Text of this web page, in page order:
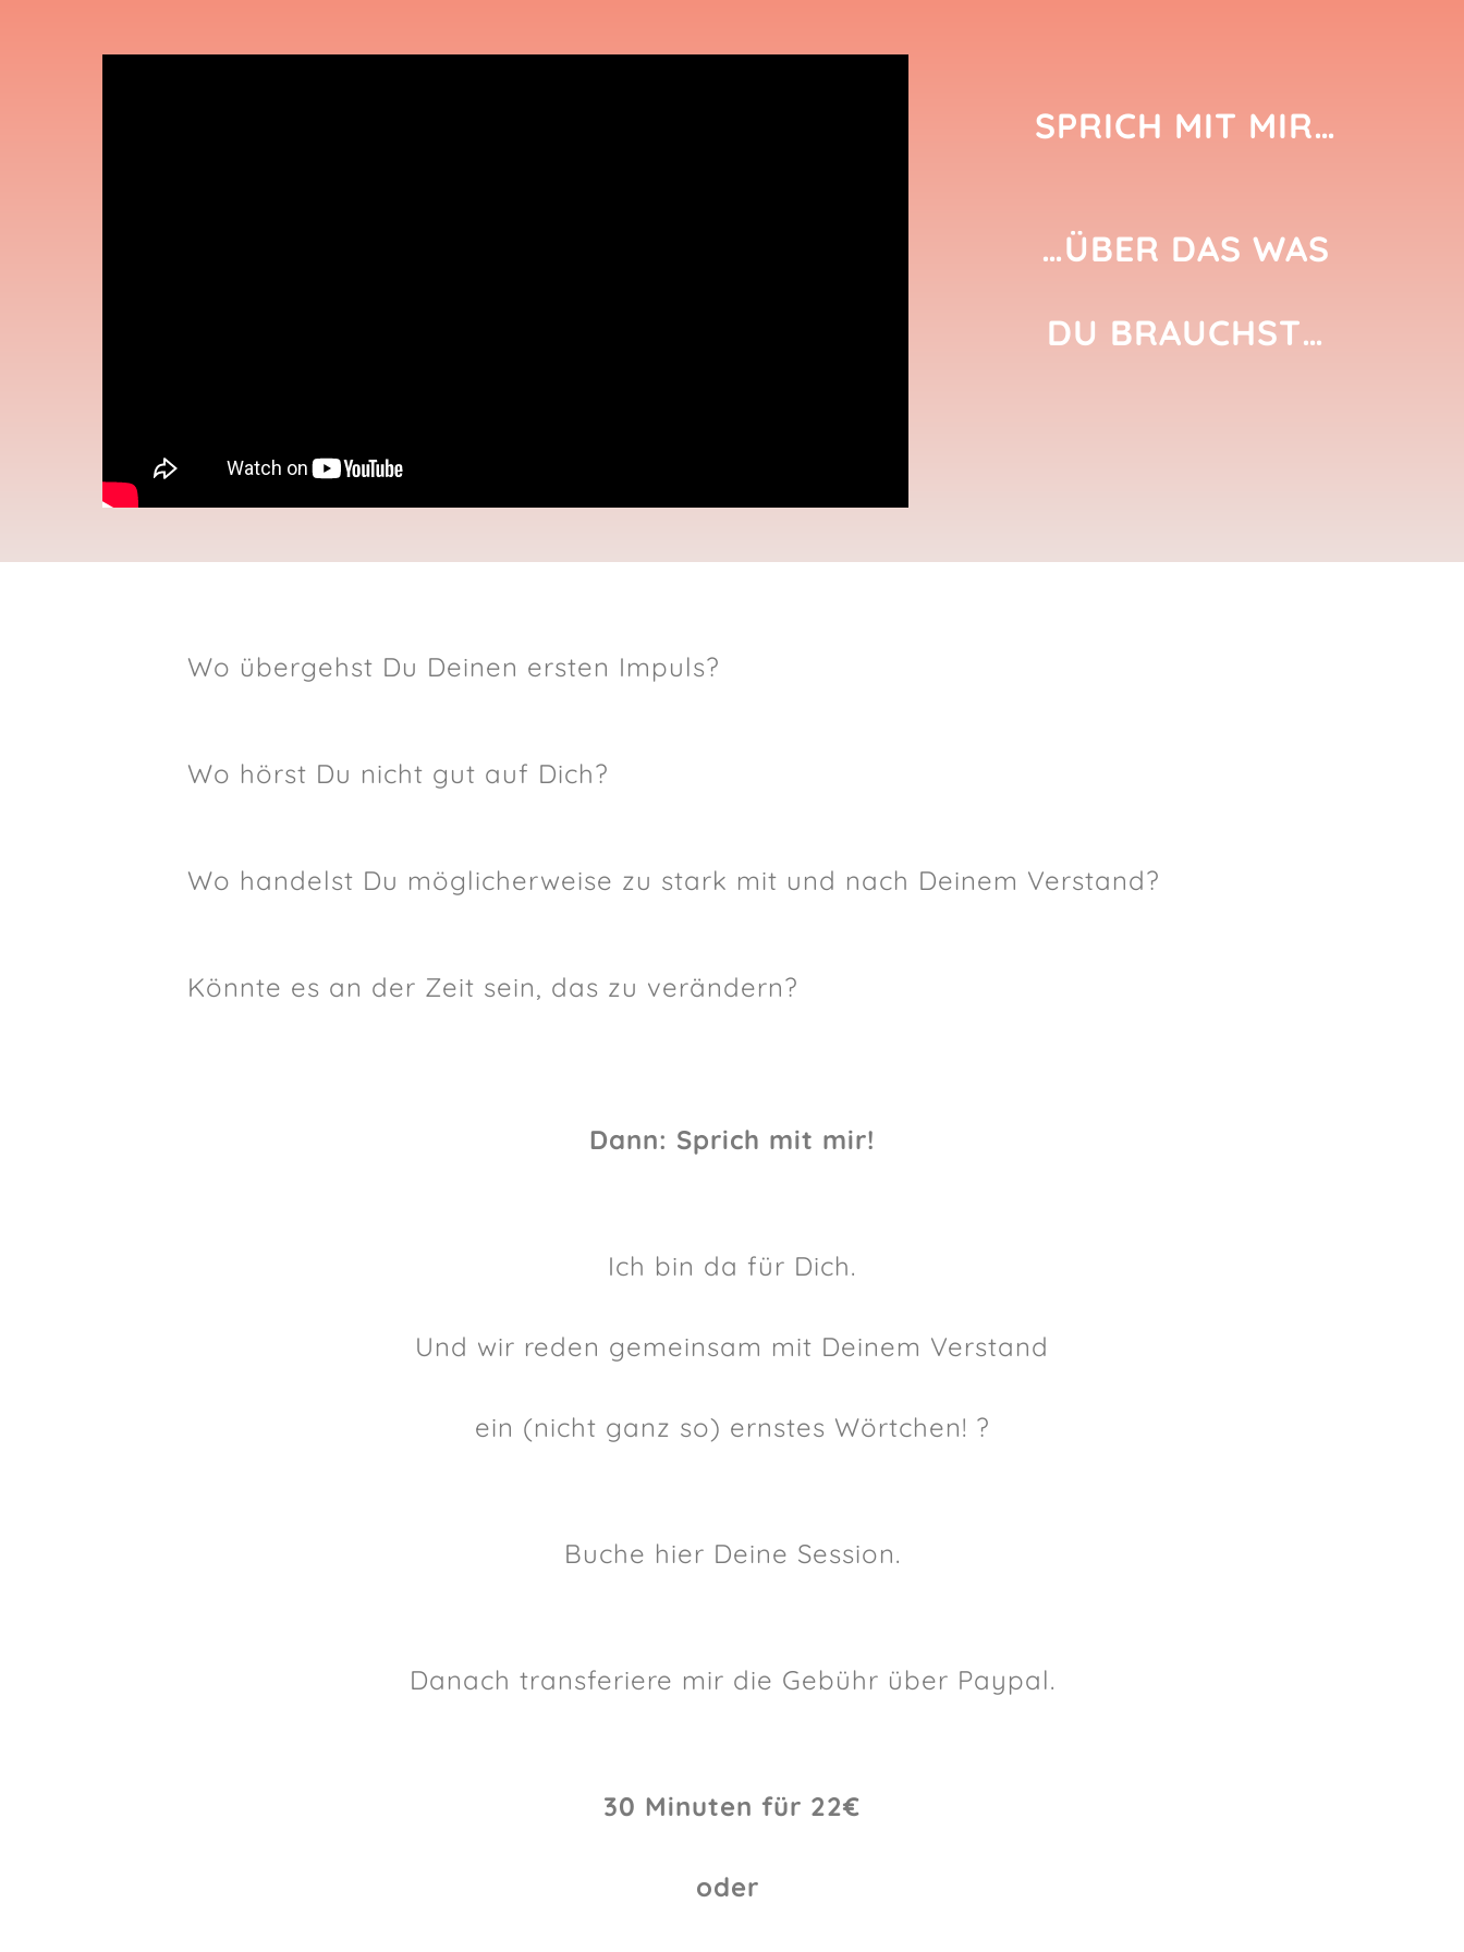
SPRICH MIT MIR…
…ÜBER DAS WAS
DU BRAUCHST…
Wo übergehst Du Deinen ersten Impuls?
Wo hörst Du nicht gut auf Dich?
Wo handelst Du möglicherweise zu stark mit und nach Deinem Verstand?
Könnte es an der Zeit sein, das zu verändern?
Dann: Sprich mit mir!
Ich bin da für Dich.
Und wir reden gemeinsam mit Deinem Verstand
ein (nicht ganz so) ernstes Wörtchen! ?
Buche hier Deine Session.
Danach transferiere mir die Gebühr über Paypal.
30 Minuten für 22€
oder